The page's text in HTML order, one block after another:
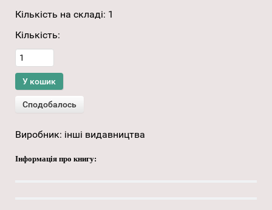
Кількість на складі: 1
Кількість:
Виробник: інші видавництва
Інформація про книгу: